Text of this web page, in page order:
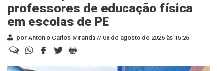
professores de educação física
em escolas de PE
por Antonio Carlos Miranda // 08 de agosto de 2026 às 15:26